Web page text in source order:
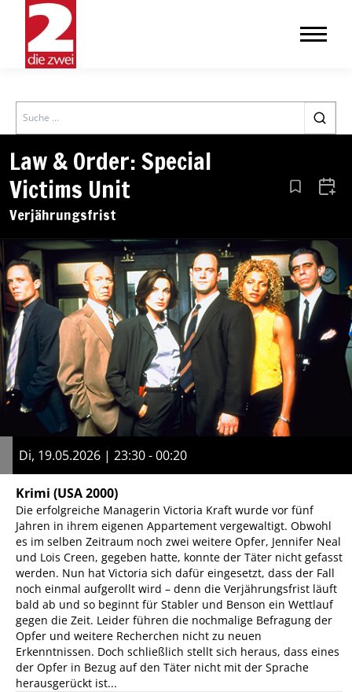
Search
Law & Order: Special
Victims Unit
Verjährungsfrist
Aus den
Di, 19.05.2026 | 23:30 - 00:20
Krimi (USA 2000)
Die erfolgreiche Managerin Victoria Kraft wurde vor fünf
Jahren in ihrem eigenen Appartement vergewaltigt. Obwohl
es im selben Zeitraum noch zwei weitere Opfer, Jennifer Neal
und Lois Creen, gegeben hatte, konnte der Täter nicht gefasst
werden. Nun hat Victoria sich dafür eingesetzt, dass der Fall
noch einmal aufgerollt wird – denn die Verjährungsfrist läuft
bald ab und so beginnt für Stabler und Benson ein Wettlauf
gegen die Zeit. Leider führen die nochmalige Befragung der
Opfer und weitere Recherchen nicht zu neuen
Erkenntnissen. Doch schließlich stellt sich heraus, dass eines
der Opfer in Bezug auf den Täter nicht mit der Sprache
herausgerückt ist...